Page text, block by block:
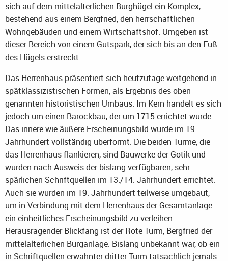
sich auf dem mittelalterlichen Burghügel ein Komplex,
bestehend aus einem Bergfried, den herrschaftlichen
Wohngebäuden und einem Wirtschaftshof. Umgeben ist
dieser Bereich von einem Gutspark, der sich bis an den Fuß
des Hügels erstreckt.
Das Herrenhaus präsentiert sich heutzutage weitgehend in
spätklassizistischen Formen, als Ergebnis des oben
genannten historistischen Umbaus. Im Kern handelt es sich
jedoch um einen Barockbau, der um 1715 errichtet wurde.
Das innere wie äußere Erscheinungsbild wurde im 19.
Jahrhundert vollständig überformt. Die beiden Türme, die
das Herrenhaus flankieren, sind Bauwerke der Gotik und
wurden nach Ausweis der bislang verfügbaren, sehr
spärlichen Schriftquellen im 13./14. Jahrhundert errichtet.
Auch sie wurden im 19. Jahrhundert teilweise umgebaut,
um in Verbindung mit dem Herrenhaus der Gesamtanlage
ein einheitliches Erscheinungsbild zu verleihen.
Herausragender Blickfang ist der Rote Turm, Bergfried der
mittelalterlichen Burganlage. Bislang unbekannt war, ob ein
in Schriftquellen erwähnter dritter Turm tatsächlich jemals